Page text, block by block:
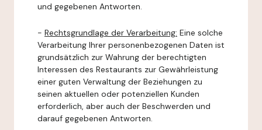
und gegebenen Antworten.
- Rechtsgrundlage der Verarbeitung: Eine solche
Verarbeitung Ihrer personenbezogenen Daten ist
grundsätzlich zur Wahrung der berechtigten
Interessen des Restaurants zur Gewährleistung
einer guten Verwaltung der Beziehungen zu
seinen aktuellen oder potenziellen Kunden
erforderlich, aber auch der Beschwerden und
darauf gegebenen Antworten.